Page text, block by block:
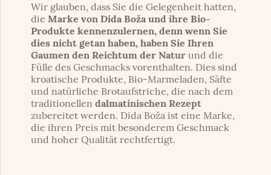
Wir glauben, dass Sie die Gelegenheit hatten,
die Marke von Dida Boža und ihre Bio-
Produkte kennenzulernen, denn wenn Sie
dies nicht getan haben, haben Sie Ihren
Gaumen den Reichtum der Natur und die
Fülle des Geschmacks vorenthalten. Dies sind
kroatische Produkte, Bio-Marmeladen, Säfte
und natürliche Brotaufstriche, die nach dem
traditionellen dalmatinischen Rezept
zubereitet werden. Dida Boža ist eine Marke,
die ihren Preis mit besonderem Geschmack
und hoher Qualität rechtfertigt.